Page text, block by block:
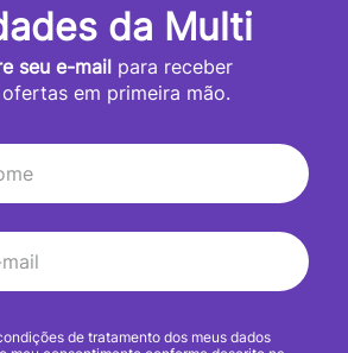
da Multi
seu e-mail para receber
em primeira mão.
de tratamento dos meus dados